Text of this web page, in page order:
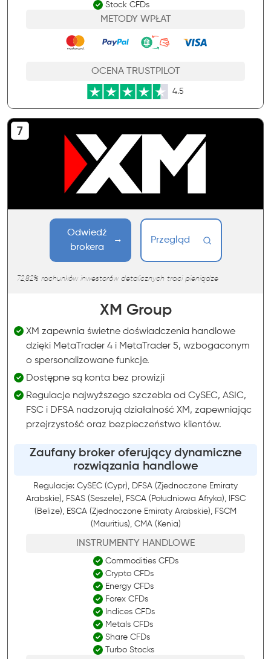
Stock CFDs
METODY WPŁAT
OCENA TRUSTPILOT
4.5
Odwiedź
brokera
Przegląd
72,82% rachunków inwestorów detalicznych traci pieniądze
XM Group
XM zapewnia świetne doświadczenia handlowe
dzięki MetaTrader 4 i MetaTrader 5, wzbogaconym
o spersonalizowane funkcje.
Dostępne są konta bez prowizji
Regulacje najwyższego szczebla od CySEC, ASIC,
FSC i DFSA nadzorują działalność XM, zapewniając
przejrzystość oraz bezpieczeństwo klientów.
Zaufany broker oferujący dynamiczne
rozwiązania handlowe
Regulacje: CySEC (Cypr), DFSA (Zjednoczone Emiraty
Arabskie), FSAS (Seszele), FSCA (Południowa Afryka), IFSC
(Belize), ESCA (Zjednoczone Emiraty Arabskie), FSCM
(Mauritius), CMA (Kenia)
INSTRUMENTY HANDLOWE
Commodities CFDs
Crypto CFDs
Energy CFDs
Forex CFDs
Indices CFDs
Metals CFDs
Share CFDs
Turbo Stocks